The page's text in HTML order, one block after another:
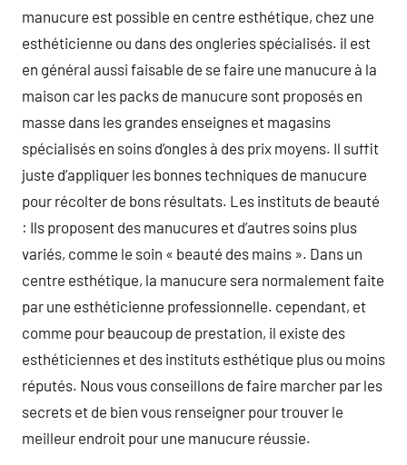
manucure est possible en centre esthétique, chez une
esthéticienne ou dans des ongleries spécialisés. il est
en général aussi faisable de se faire une manucure à la
maison car les packs de manucure sont proposés en
masse dans les grandes enseignes et magasins
spécialisés en soins d’ongles à des prix moyens. Il suffit
juste d’appliquer les bonnes techniques de manucure
pour récolter de bons résultats. Les instituts de beauté
: Ils proposent des manucures et d’autres soins plus
variés, comme le soin « beauté des mains ». Dans un
centre esthétique, la manucure sera normalement faite
par une esthéticienne professionnelle. cependant, et
comme pour beaucoup de prestation, il existe des
esthéticiennes et des instituts esthétique plus ou moins
réputés. Nous vous conseillons de faire marcher par les
secrets et de bien vous renseigner pour trouver le
meilleur endroit pour une manucure réussie.